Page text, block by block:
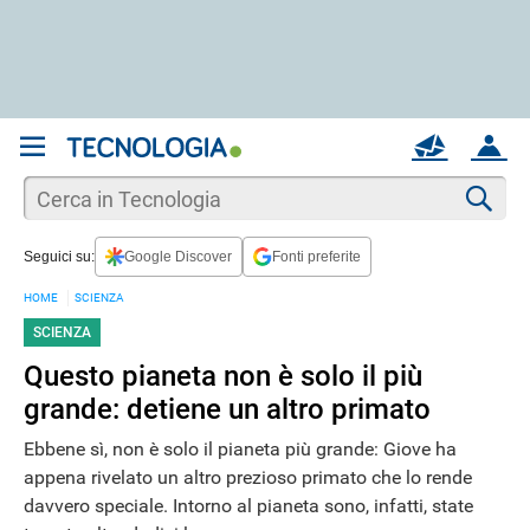
ACCOUNT
MAIL
Seguici su: Google Discover Fonti preferite
HOME SCIENZA
SCIENZA
Questo pianeta non è solo il più
grande: detiene un altro primato
Ebbene sì, non è solo il pianeta più grande: Giove ha
appena rivelato un altro prezioso primato che lo rende
davvero speciale. Intorno al pianeta sono, infatti, state